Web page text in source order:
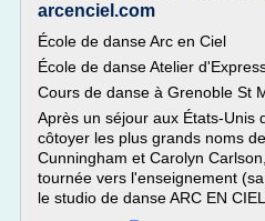
arcenciel.com
École de danse Arc en Ciel
École de danse Atelier
Cours de danse à Grenoble St
Après un séjour aux États-Unis
côtoyer les plus grands noms
Cunningham et Carolyn
tournée vers l'enseignement
le studio de danse ARC EN CIEL